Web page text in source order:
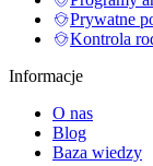
Prywatne
Kontrola
Informacje
O nas
Blog
Baza wiedzy